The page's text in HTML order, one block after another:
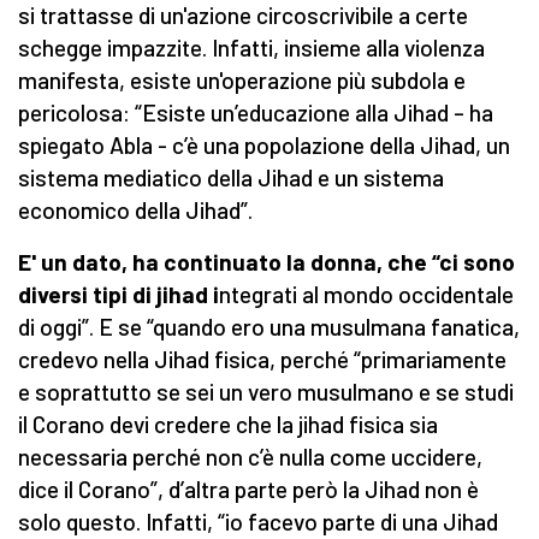
si trattasse di un'azione circoscrivibile a certe
schegge impazzite. Infatti, insieme alla violenza
manifesta, esiste un'operazione più subdola e
pericolosa: “Esiste un’educazione alla Jihad – ha
spiegato Abla - c’è una popolazione della Jihad, un
sistema mediatico della Jihad e un sistema
economico della Jihad”.
E' un dato, ha continuato la donna, che “ci sono
diversi tipi di jihad integrati al mondo occidentale
di oggi”. E se “quando ero una musulmana fanatica,
credevo nella Jihad fisica, perché “primariamente
e soprattutto se sei un vero musulmano e se studi
il Corano devi credere che la jihad fisica sia
necessaria perché non c’è nulla come uccidere,
dice il Corano”, d’altra parte però la Jihad non è
solo questo. Infatti, “io facevo parte di una Jihad